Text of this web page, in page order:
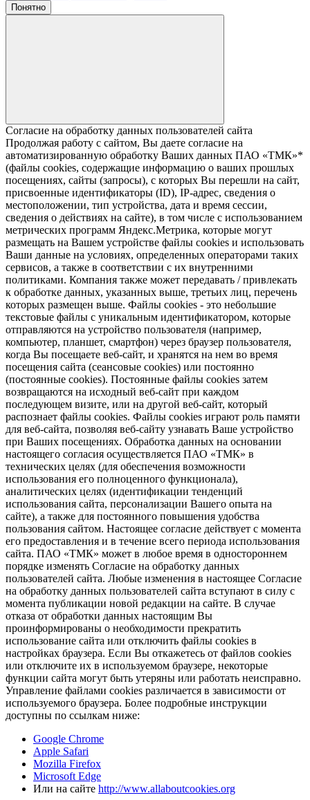
Понятно
Согласие на обработку данных пользователей сайта
Продолжая работу с сайтом, Вы даете согласие на
автоматизированную обработку Ваших данных ПАО «ТМК»*
(файлы cookies, содержащие информацию о ваших прошлых
посещениях, сайты (запросы), с которых Вы перешли на сайт,
присвоенные идентификаторы (ID), IP-адрес, сведения о
местоположении, тип устройства, дата и время сессии,
сведения о действиях на сайте), в том числе с использованием
метрических программ Яндекс.Метрика, которые могут
размещать на Вашем устройстве файлы cookies и использовать
Ваши данные на условиях, определенных операторами таких
сервисов, а также в соответствии с их внутренними
политиками. Компания также может передавать / привлекать
к обработке данных, указанных выше, третьих лиц, перечень
которых размещен выше. Файлы cookies - это небольшие
текстовые файлы с уникальным идентификатором, которые
отправляются на устройство пользователя (например,
компьютер, планшет, смартфон) через браузер пользователя,
когда Вы посещаете веб-сайт, и хранятся на нем во время
посещения сайта (сеансовые cookies) или постоянно
(постоянные cookies). Постоянные файлы cookies затем
возвращаются на исходный веб-сайт при каждом
последующем визите, или на другой веб-сайт, который
распознает файлы cookies. Файлы cookies играют роль памяти
для веб-сайта, позволяя веб-сайту узнавать Ваше устройство
при Ваших посещениях. Обработка данных на основании
настоящего согласия осуществляется ПАО «ТМК» в
технических целях (для обеспечения возможности
использования его полноценного функционала),
аналитических целях (идентификации тенденций
использования сайта, персонализации Вашего опыта на
сайте), а также для постоянного повышения удобства
пользования сайтом. Настоящее согласие действует с момента
его предоставления и в течение всего периода использования
сайта. ПАО «ТМК» может в любое время в одностороннем
порядке изменять Согласие на обработку данных
пользователей сайта. Любые изменения в настоящее Согласие
на обработку данных пользователей сайта вступают в силу с
момента публикации новой редакции на сайте. В случае
отказа от обработки данных настоящим Вы
проинформированы о необходимости прекратить
использование сайта или отключить файлы cookies в
настройках браузера. Если Вы откажетесь от файлов cookies
или отключите их в используемом браузере, некоторые
функции сайта могут быть утеряны или работать неисправно.
Управление файлами cookies различается в зависимости от
используемого браузера. Более подробные инструкции
доступны по ссылкам ниже:
Google Chrome
Apple Safari
Mozilla Firefox
Microsoft Edge
Или на сайте http://www.allaboutcookies.org